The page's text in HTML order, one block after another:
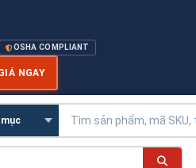
OSHA COMPLIANT
NGAY